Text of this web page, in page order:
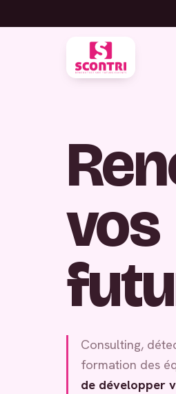
vos
Consulting,
formation des
de développer